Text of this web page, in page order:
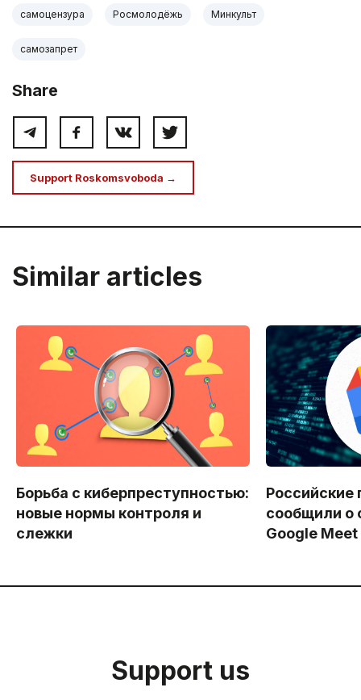
самоцензура Росмолодёжь Минкульт
самозапрет
Share
Support Roskomsvoboda →
Similar articles
Борьба с киберпреступностью:
новые нормы контроля и
слежки
Российские
сообщили о
Google Meet
Support us